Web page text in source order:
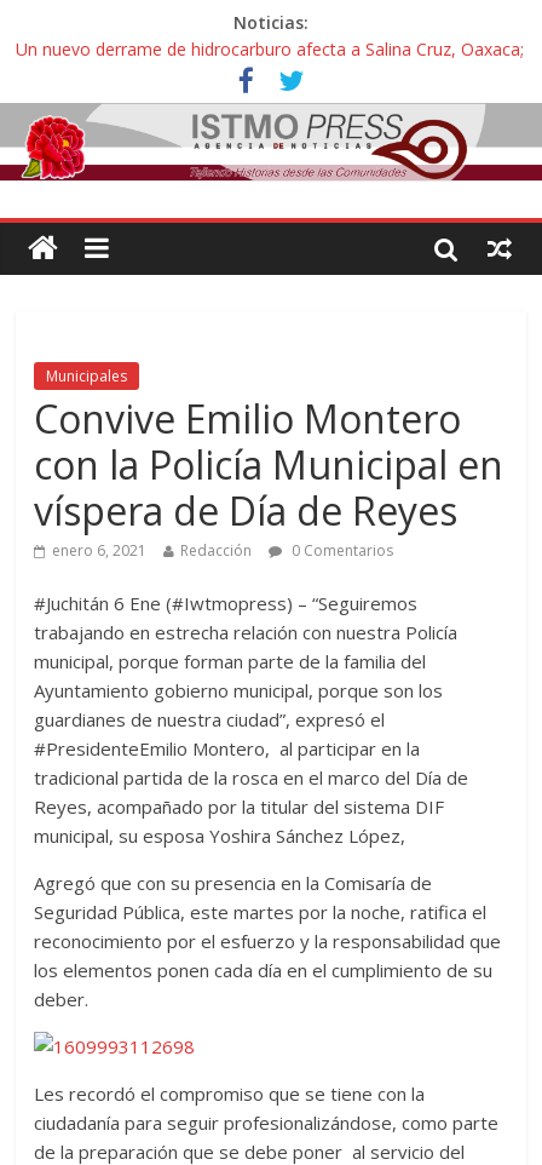
Noticias:
Un nuevo derrame de hidrocarburo afecta a Salina Cruz, Oaxaca;
ahora pescadores de Salinas del Marqués denuncian daños de
Pemex
Ángel, el joven autista expulsado por la Universidad Bienestar de
Ixtepec, Oaxaca vuelve a las aulas tras amparo
Familiares de periodista Alejandro Leyva se reúnen con titular de
intelectuales de su asesinato
Alertan pescadores de Juchitán, Oaxaca de nuevo despojo de su
Municipales
Convive Emilio Montero
con la Policía Municipal en
víspera de Día de Reyes
enero 6, 2021 Redacción 0 Comentarios
#Juchitán 6 Ene (#Iwtmopress) – “Seguiremos
trabajando en estrecha relación con nuestra Policía
municipal, porque forman parte de la familia del
Ayuntamiento gobierno municipal, porque son los
guardianes de nuestra ciudad”, expresó el
#PresidenteEmilio Montero, al participar en la
tradicional partida de la rosca en el marco del Día de
Reyes, acompañado por la titular del sistema DIF
municipal, su esposa Yoshira Sánchez López,
Agregó que con su presencia en la Comisaría de
Seguridad Pública, este martes por la noche, ratifica el
reconocimiento por el esfuerzo y la responsabilidad que
los elementos ponen cada día en el cumplimiento de su
deber.
Les recordó el compromiso que se tiene con la
ciudadanía para seguir profesionalizándose, como parte
de la preparación que se debe poner al servicio del